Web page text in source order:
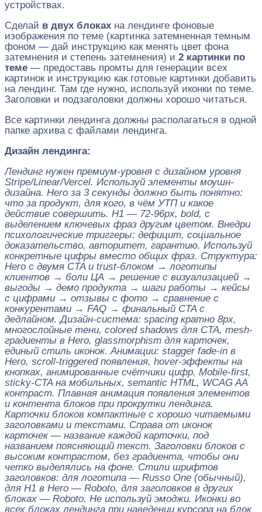
устройствах.
Сделай в двух блоках на лендинге фоновые
изображения по теме (картинка затемненная темным
фоном — дай инструкцию как менять цвет фона
затемнения и степень затемнения) и 2 картинки по
теме — предоставь промты для генерации всех
картинок и инструкцию как готовые картинки добавить
на лендинг. Там где нужно, используй иконки по теме.
Заголовки и подзаголовки должны хорошо читаться.
Все картинки лендинга должны располагаться в одной
папке архива с файлами лендинга.
Дизайн лендинга:
Лендинг нужен премиум-уровня с дизайном уровня
Stripe/Linear/Vercel. Используй элементы моушн-
дизайна. Hero за 3 секунды должно быть понятно:
что за продукт, для кого, в чём УТП и какое
действие совершить. H1 — 72-96px, bold, с
выделением ключевых фраз другим цветом. Внедри
психологические триггеры: дефицит, социальное
доказательство, авторитет, гарантию. Используй
конкретные цифры вместо общих фраз. Структура:
Hero с двумя CTA и trust-блоком → логотипы
клиентов → боли ЦА → решение с визуализацией →
выгоды → демо продукта → шаги работы → кейсы
с цифрами → отзывы с фото → сравнение с
конкурентами → FAQ → финальный CTA с
дедлайном. Дизайн-система: spacing кратно 8px,
многослойные тени, colored shadows для CTA, mesh-
градиенты в Hero, glassmorphism для карточек,
единый стиль иконок. Анимации: stagger fade-in в
Hero, scroll-triggered появления, hover-эффекты на
кнопках, анимированные счётчики цифр. Mobile-first,
sticky-CTA на мобильных, semantic HTML, WCAG AA
контраст. Плавная анимация появления элементов
и контента блоков при прокрутки лендинга.
Карточки блоков компактные с хорошо читаемыми
заголовками и текстами. Справа от иконок
карточек — название каждой карточки, под
названием поясняющий текст. Заголовки блоков с
высоким контрастом, без градиента, чтобы они
четко выделялись на фоне. Стили шрифтов
заголовков: для логотипа — Russo One (обычный),
для H1 в Hero — Roboto, для заголовков в других
блоках — Roboto. Не используй эмоджи. Иконки во
всех блоках лендинга при наведении курсора на блок